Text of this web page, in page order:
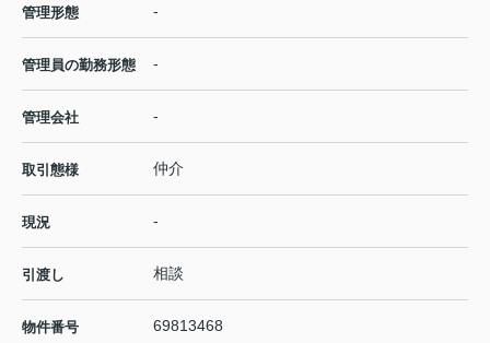
管理形態 -
管理員の勤務形態 -
管理会社 -
取引態様 仲介
現況 -
引渡し 相談
物件番号 69813468